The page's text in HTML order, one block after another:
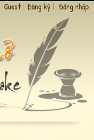
Guest | Đăng ký | Đăng nhập